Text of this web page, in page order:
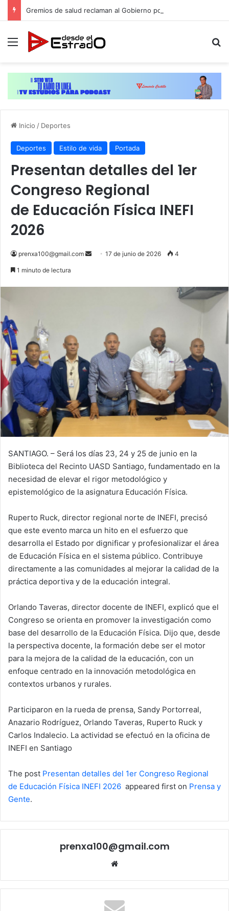
Menú
Inicio / Deportes
Deportes Estilo de vida Portada
Presentan detalles del 1er
Congreso Regional
de Educación Física INEFI
2026
prenxa100@gmail.com
Send17 de junio de 2026 4
1 minuto de lectura
SANTIAGO. – Será los días 23, 24 y 25 de junio en la
Biblioteca del Recinto UASD Santiago, fundamentado en la
necesidad de elevar el rigor metodológico y
epistemológico de la asignatura Educación Física.
Ruperto Ruck, director regional norte de INEFI, precisó
que este evento marca un hito en el esfuerzo que
desarrolla el Estado por dignificar y profesionalizar el área
de Educación Física en el sistema público. Contribuye
directamente a las comunidades al mejorar la calidad de la
práctica deportiva y de la educación integral.
Orlando Taveras, director docente de INEFI, explicó que el
Congreso se orienta en promover la investigación como
base del desarrollo de la Educación Física. Dijo que, desde
la perspectiva docente, la formación debe ser el motor
para la mejora de la calidad de la educación, con un
enfoque centrado en la innovación metodológica en
contextos urbanos y rurales.
Participaron en la rueda de prensa, Sandy Portorreal,
Anazario Rodríguez, Orlando Taveras, Ruperto Ruck y
Carlos Indalecio. La actividad se efectuó en la oficina de
INEFI en Santiago
The post Presentan detalles del 1er Congreso Regional
de Educación Física INEFI 2026 appeared first on Prensa y
Gente.
prenxa100@gmail.com